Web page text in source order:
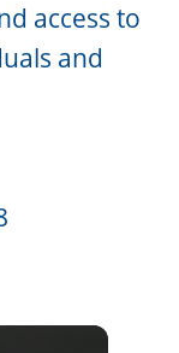
access to
and